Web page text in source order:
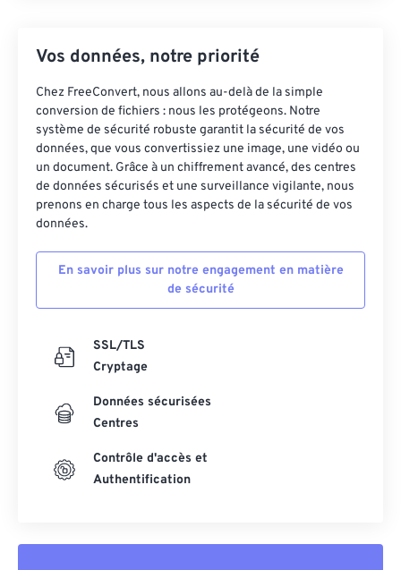
Vos données, notre priorité
Chez FreeConvert, nous allons au-delà de la simple
conversion de fichiers : nous les protégeons. Notre
système de sécurité robuste garantit la sécurité de vos
données, que vous convertissiez une image, une vidéo ou
un document. Grâce à un chiffrement avancé, des centres
de données sécurisés et une surveillance vigilante, nous
prenons en charge tous les aspects de la sécurité de vos
données.
En savoir plus sur notre engagement en matière
de sécurité
SSL/TLS
Cryptage
Données sécurisées
Centres
Contrôle d'accès et
Authentification